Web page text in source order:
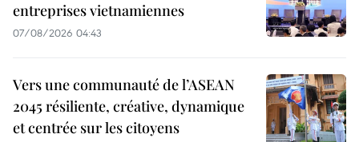
entreprises vietnamiennes
07/08/2026 04:43
Vers une communauté de l’ASEAN
2045 résiliente, créative, dynamique
et centrée sur les citoyens